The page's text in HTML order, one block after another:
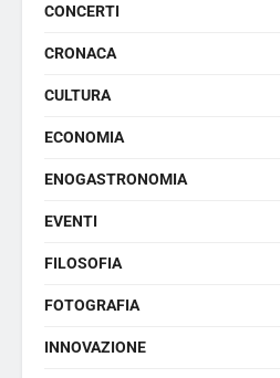
CONCERTI
CRONACA
CULTURA
ECONOMIA
ENOGASTRONOMIA
EVENTI
FILOSOFIA
FOTOGRAFIA
INNOVAZIONE